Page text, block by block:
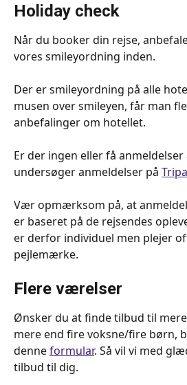
Holiday check
Når du booker din rejse,
vores smileyordning inden.
Der er smileyordning på alle
musen over smileyen, får man
anbefalinger om hotellet.
Er der ingen eller få
undersøger anmeldelser på
Vær opmærksom på, at
er baseret på de rejsendes
er derfor individuel men plejer
pejlemærke.
Flere værelser
Ønsker du at finde tilbud til
mere end fire voksne/fire børn,
denne formular. Så vil vi med
tilbud til dig.